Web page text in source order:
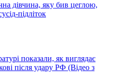
дівчина, яку бив цеглою,
підліток
показали, як виглядає
після удару РФ (Відео з